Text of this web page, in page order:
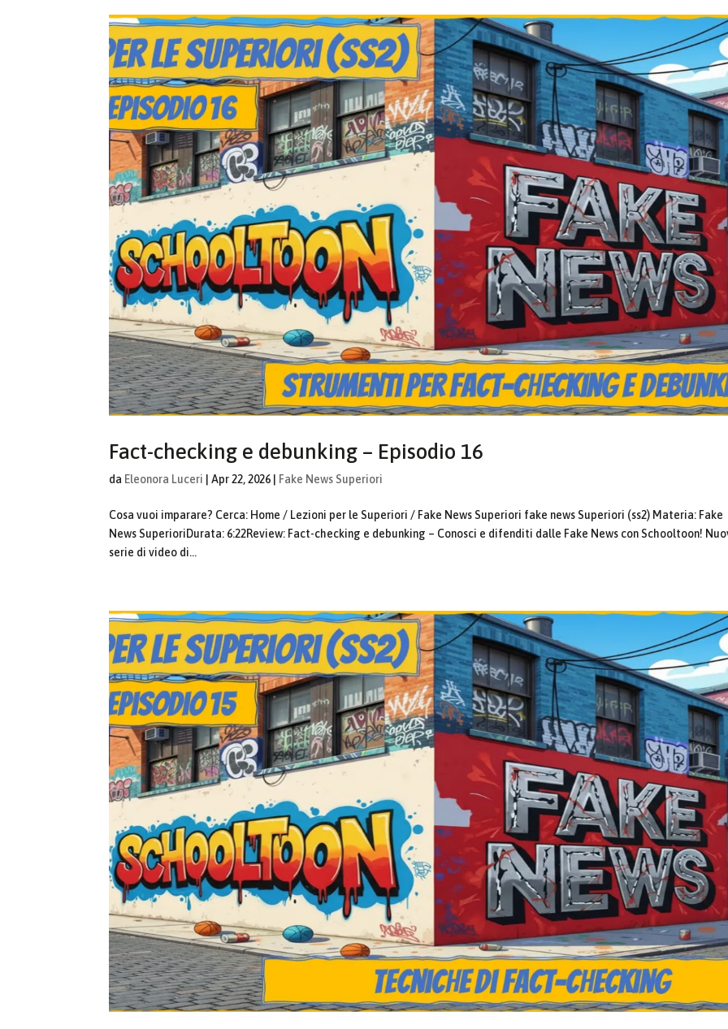
Fact-checking e debunking – Episodio 16
da Eleonora Luceri |Apr 22, 2026 | Fake News Superiori
Cosa vuoi imparare? Cerca: Home / Lezioni per le Superiori / Fake News Superiori fake news Superiori (ss2) Materia: Fake
News SuperioriDurata: 6:22Review: Fact-checking e debunking – Conosci e difenditi dalle Fake News con Schooltoon!
serie di video di...